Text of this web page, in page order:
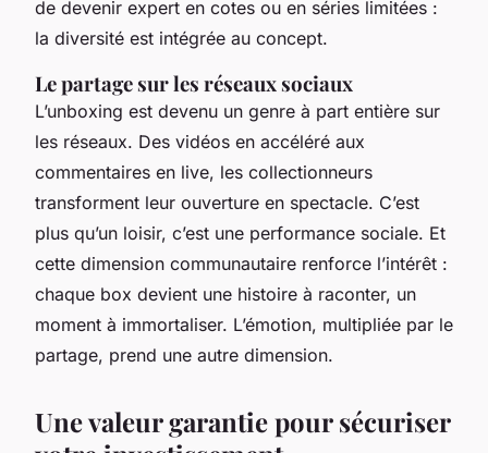
de devenir expert en cotes ou en séries limitées :
la diversité est intégrée au concept.
Le partage sur les réseaux sociaux
L’unboxing est devenu un genre à part entière sur
les réseaux. Des vidéos en accéléré aux
commentaires en live, les collectionneurs
transforment leur ouverture en spectacle. C’est
plus qu’un loisir, c’est une performance sociale. Et
cette dimension communautaire renforce l’intérêt :
chaque box devient une histoire à raconter, un
moment à immortaliser. L’émotion, multipliée par le
partage, prend une autre dimension.
Une valeur garantie pour sécuriser